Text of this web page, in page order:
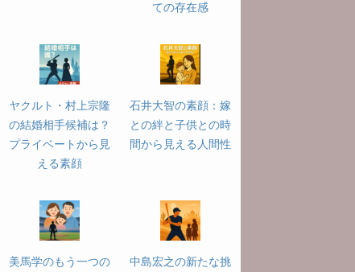
ての存在感
ヤクルト・村上宗隆
の結婚相手候補は？
プライベートから見
える素顔
石井大智の素顔：嫁
との絆と子供との時
間から見える人間性
美馬学のもう一つの
中島宏之の新たな挑